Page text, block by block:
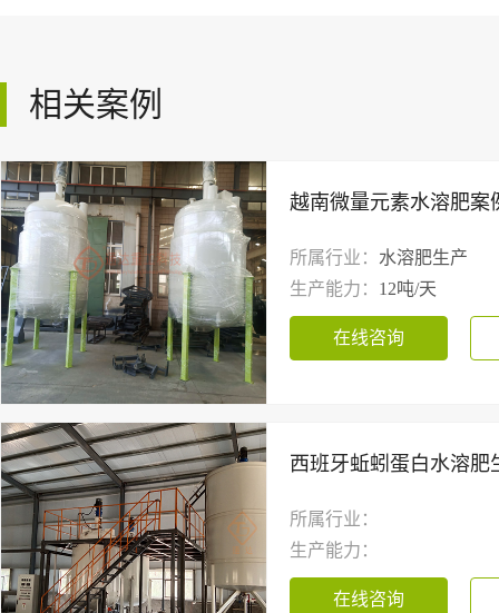
相关案例
越南微量元素水溶肥案
所属行业： 水溶肥生产
生产能力： 12吨/天
在线咨询
西班牙蚯蚓蛋白水溶肥
所属行业：
生产能力：
在线咨询